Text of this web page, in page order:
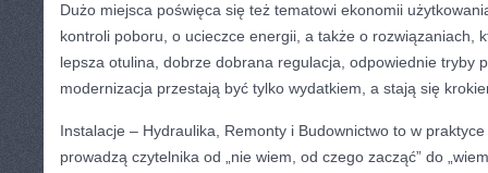
Dużo miejsca poświęca się też tematowi ekonomii
kontroli poboru, o ucieczce energii, a także o rozwiązaniach,
lepsza otulina, dobrze dobrana regulacja, odpowiednie tryby
modernizacja przestają być tylko wydatkiem, a stają się
Instalacje – Hydraulika, Remonty i Budownictwo to w
prowadzą czytelnika od „nie wiem, od czego zacząć” do